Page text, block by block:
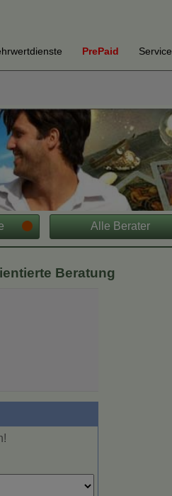
PrePaid Service
Alle Berater
Beratung